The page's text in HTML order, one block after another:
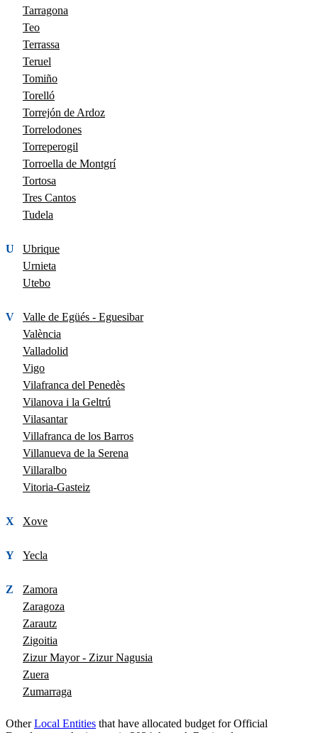
Tarragona
Teo
Terrassa
Teruel
Tomiño
Torelló
Torrejón de Ardoz
Torrelodones
Torreperogil
Torroella de Montgrí
Tortosa
Tres Cantos
Tudela
U
Ubrique
Urnieta
Utebo
V
Valle de Egüés - Eguesibar
València
Valladolid
Vigo
Vilafranca del Penedès
Vilanova i la Geltrú
Vilasantar
Villafranca de los Barros
Villanueva de la Serena
Villaralbo
Vitoria-Gasteiz
X Xove
Y Yecla
Z
Zamora
Zaragoza
Zarautz
Zigoitia
Zizur Mayor - Zizur Nagusia
Zuera
Zumarraga
OtherLocal Entities that have allocated budget for Official